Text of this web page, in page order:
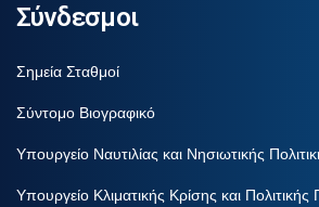
Σύνδεσμοι
Σημεία Σταθμοί
Σύντομο Βιογραφικό
Υπουργείο Ναυτιλίας και Νησιωτικής
Υπουργείο Κλιματικής Κρίσης και